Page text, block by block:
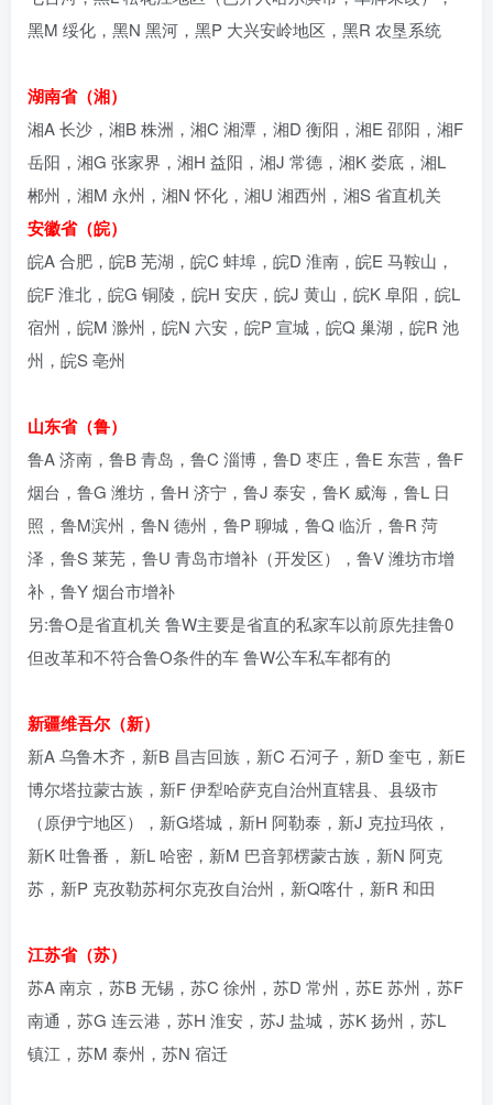
黑M 绥化，黑N 黑河，黑P 大兴安岭地区，黑R 农垦系统
湖南省（湘）
湘A 长沙，湘B 株洲，湘C 湘潭，湘D 衡阳，湘E 邵阳，湘F
岳阳，湘G 张家界，湘H 益阳，湘J 常德，湘K 娄底，湘L
郴州，湘M 永州，湘N 怀化，湘U 湘西州，湘S 省直机关
安徽省（皖）
皖A 合肥，皖B 芜湖，皖C 蚌埠，皖D 淮南，皖E 马鞍山，
皖F 淮北，皖G 铜陵，皖H 安庆，皖J 黄山，皖K 阜阳，皖L
宿州，皖M 滁州，皖N 六安，皖P 宣城，皖Q 巢湖，皖R 池
州，皖S 亳州
山东省（鲁）
鲁A 济南，鲁B 青岛，鲁C 淄博，鲁D 枣庄，鲁E 东营，鲁F
烟台，鲁G 潍坊，鲁H 济宁，鲁J 泰安，鲁K 威海，鲁L 日
照，鲁M滨州，鲁N 德州，鲁P 聊城，鲁Q 临沂，鲁R 菏
泽，鲁S 莱芜，鲁U 青岛市增补（开发区），鲁V 潍坊市增
补，鲁Y 烟台市增补
另:鲁O是省直机关 鲁W主要是省直的私家车以前原先挂鲁0
但改革和不符合鲁O条件的车 鲁W公车私车都有的
新疆维吾尔（新）
新A 乌鲁木齐，新B 昌吉回族，新C 石河子，新D 奎屯，新E
博尔塔拉蒙古族，新F 伊犁哈萨克自治州直辖县、县级市
（原伊宁地区），新G塔城，新H 阿勒泰，新J 克拉玛依，
新K 吐鲁番， 新L 哈密，新M 巴音郭楞蒙古族，新N 阿克
苏，新P 克孜勒苏柯尔克孜自治州，新Q喀什，新R 和田
江苏省（苏）
苏A 南京，苏B 无锡，苏C 徐州，苏D 常州，苏E 苏州，苏F
南通，苏G 连云港，苏H 淮安，苏J 盐城，苏K 扬州，苏L
镇江，苏M 泰州，苏N 宿迁